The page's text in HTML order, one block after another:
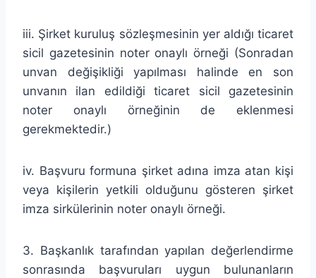
iii. Şirket kuruluş sözleşmesinin yer aldığı ticaret
sicil gazetesinin noter onaylı örneği (Sonradan
unvan değişikliği yapılması halinde en son
unvanın ilan edildiği ticaret sicil gazetesinin
noter onaylı örneğinin de eklenmesi
gerekmektedir.)
iv. Başvuru formuna şirket adına imza atan kişi
veya kişilerin yetkili olduğunu gösteren şirket
imza sirkülerinin noter onaylı örneği.
3. Başkanlık tarafından yapılan değerlendirme
sonrasında başvuruları uygun bulunanların